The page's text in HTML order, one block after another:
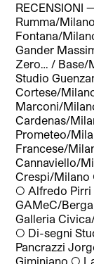
Rumma/Milano
Fontana/
Gander
Zero… / Base/
Studio
Cortese/
Marconi/
Cardenas/
Prometeo/
Francese/
Cannaviello/
Crespi/Milano
◯Alfredo Pirri
GAMeC/
Galleria
◯ Di-segni
Pancrazzi
Giminiano ◯